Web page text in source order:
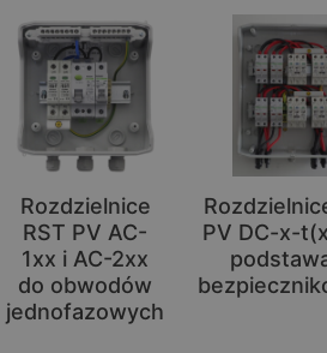
Rozdzielnice
RST PV AC-
1xx i AC-2xx
do obwodów
jednofazowych
PV DC-x-